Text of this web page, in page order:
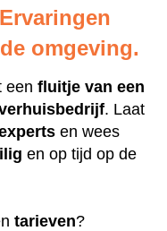
omgeving.
een fluitje van een
. Laat
en wees
en op tijd op de
tarieven?